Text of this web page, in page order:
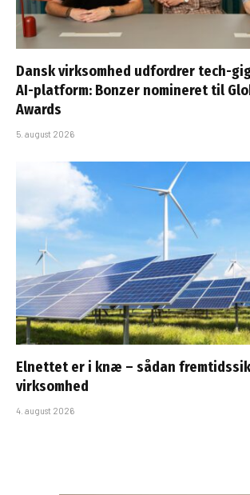
Dansk virksomhed udfordrer tech-
AI-platform: Bonzer nomineret til
Awards
5. august 2026
Elnettet er i knæ – sådan
virksomhed
4. august 2026